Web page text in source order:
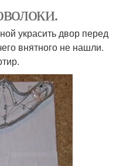
украсить двор перед
внятного не нашли.